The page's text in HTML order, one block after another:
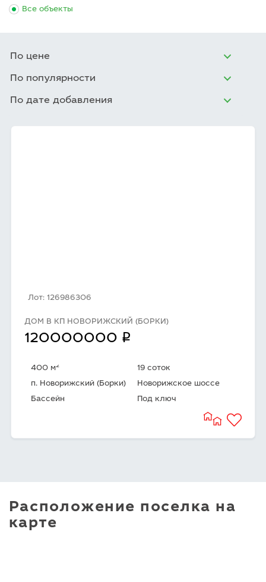
Все объекты
По цене
По популярности
По дате добавления
Лот: 126986306
ДОМ В КП НОВОРИЖСКИЙ (БОРКИ)
120000000 q
400 м2
19 соток
п. Новорижский (Борки)
Новорижское шоссе
Бассейн
Под ключ
Расположение поселка на
карте